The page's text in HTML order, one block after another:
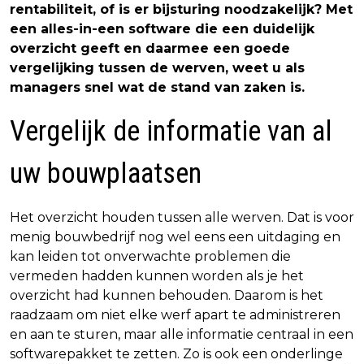
rentabiliteit, of is er bijsturing noodzakelijk? Met
een alles-in-een software die een duidelijk
overzicht geeft en daarmee een goede
vergelijking tussen de werven, weet u als
managers snel wat de stand van zaken is.
Vergelijk de informatie van al
uw bouwplaatsen
Het overzicht houden tussen alle werven. Dat is voor
menig bouwbedrijf nog wel eens een uitdaging en
kan leiden tot onverwachte problemen die
vermeden hadden kunnen worden als je het
overzicht had kunnen behouden. Daarom is het
raadzaam om niet elke werf apart te administreren
en aan te sturen, maar alle informatie centraal in een
softwarepakket te zetten. Zo is ook een onderlinge